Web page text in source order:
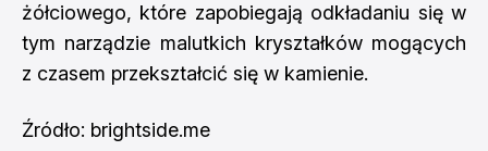
żółciowego, które zapobiegają odkładaniu się w
tym narządzie malutkich kryształków mogących
z czasem przekształcić się w kamienie.
Źródło: brightside.me